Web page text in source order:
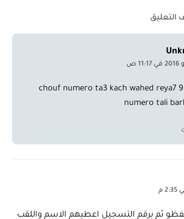
التعليق
chouf numero ta3 kach wahed reya7
numero tali
ثم برقم التسجيل اعطيهم الاسم واللقب